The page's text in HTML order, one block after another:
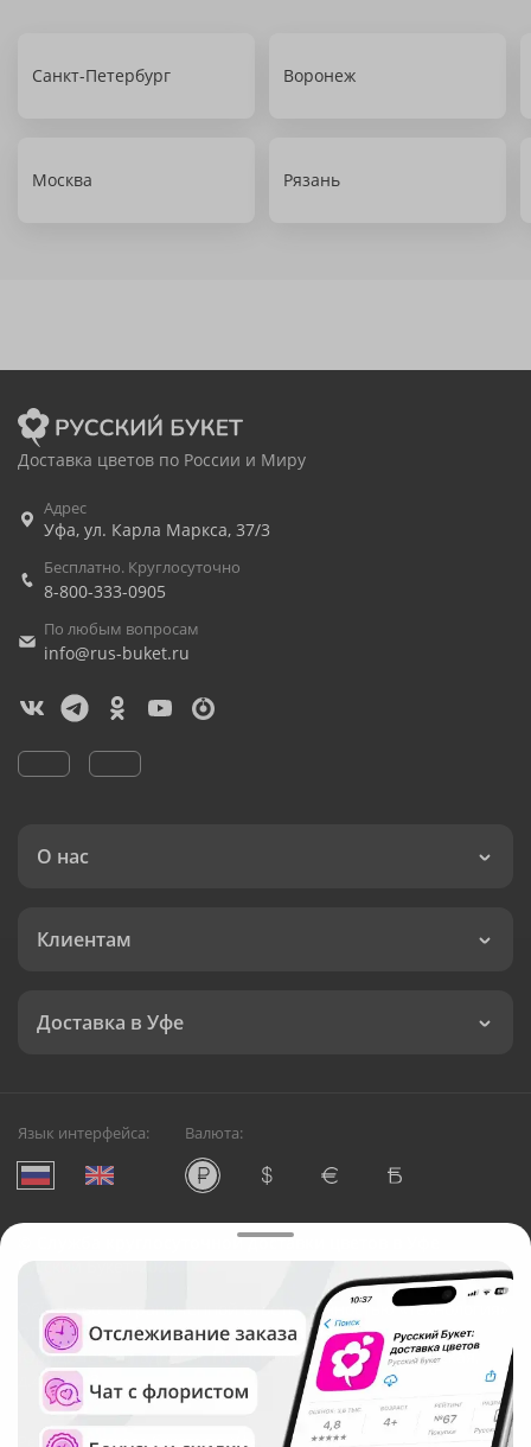
Санкт-Петербург Воронеж
Москва Рязань
Доставка цветов по России и Миру
Адрес
Уфа, ул. Карла Маркса, 37/3
Бесплатно. Круглосуточно
8-800-333-0905
По любым вопросам
info@rus-buket.ru
О нас
Клиентам
Доставка в Уфе
Язык интерфейса: Валюта:
Служба круглосуточной доставки цветов в Уфе
Русский Букет, 2026
Общество с ограниченной ответственностью «Технология»
ОГРН: 1195476081745, ИНН: 5410081997
Юридический адрес: г. Новосибирск, ул. Ипподромская,
д.42, оф. 3
Рейтинг Русского букета в г. Уфа